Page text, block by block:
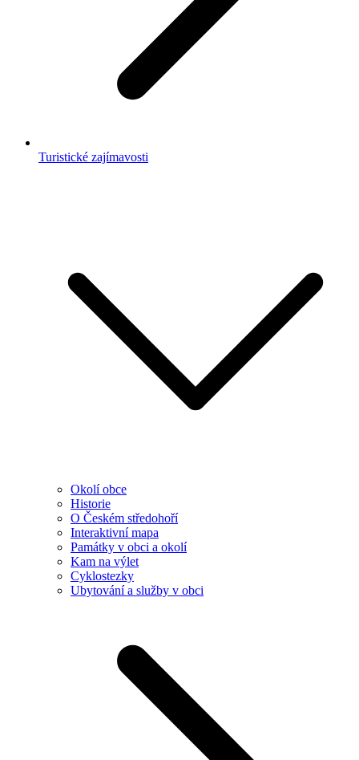
Turistické zajímavosti
Okolí obce
Historie
O Českém středohoří
Interaktivní mapa
Památky v obci a okolí
Kam na výlet
Cyklostezky
Ubytování a služby v obci